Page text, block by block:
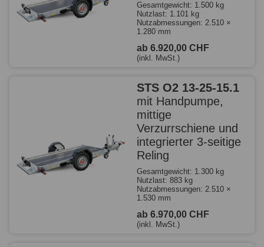
Gesamtgewicht: 1.500 kg
Nutzlast: 1.101 kg
Nutzabmessungen: 2.510 ×
1.280 mm
ab 6.920,00 CHF
(inkl. MwSt.)
STS O2 13-25-15.1
mit Handpumpe,
mittige
Verzurrschiene und
integrierter 3-seitige
Reling
Gesamtgewicht: 1.300 kg
Nutzlast: 883 kg
Nutzabmessungen: 2.510 ×
1.530 mm
ab 6.970,00 CHF
(inkl. MwSt.)